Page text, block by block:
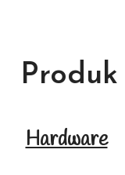
Hardware